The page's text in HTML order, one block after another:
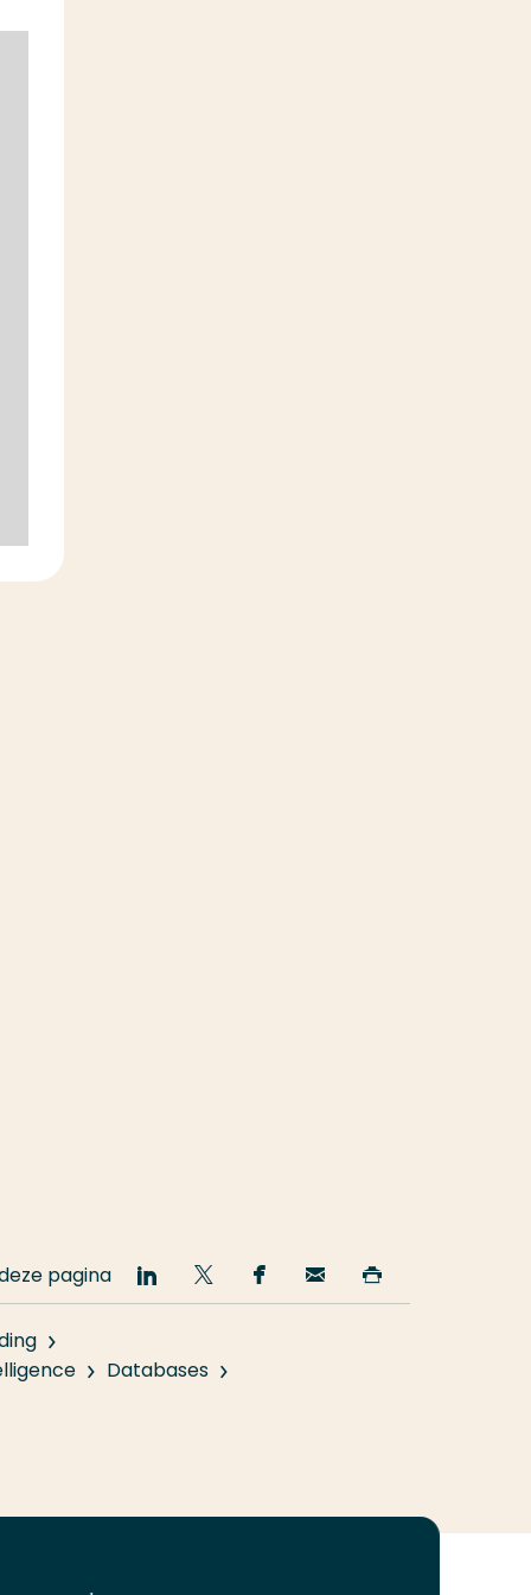
Databases
pagina
Deel
op
Deel
op
Deel
op
Email
deze deze